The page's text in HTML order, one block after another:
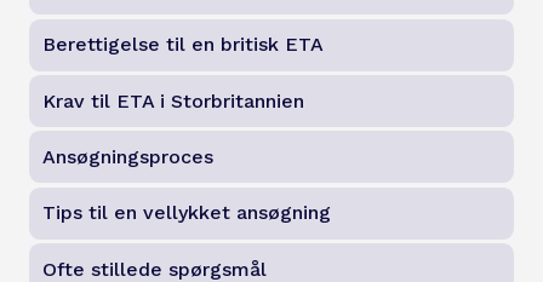
Berettigelse til en britisk ETA
Krav til ETA i Storbritannien
Ansøgningsproces
Tips til en vellykket ansøgning
Ofte stillede spørgsmål